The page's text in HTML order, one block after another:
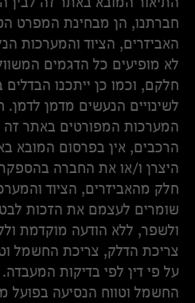
חברתנו, הן מבחינת המפרט
האביזרים, הציוד והמערכות
לא מופיעים כל הדגמים
חלקם, וכמו כן ייתכנו
לשינויים הנעשים מדמן
המערכות המפורטים באתר זה
הרכבים, אין בפרסום המובא
היצרן ו/או את החברה
חלק מהאביזרים, הציוד
שומרים לעצמם את הזכות
ולשפר, ללא הודעה מוקדמת
צריכת הדלק, צריכת החשמל
על פי דין לפי בדיקות
החשמל וטווח הנסיעה בפועל